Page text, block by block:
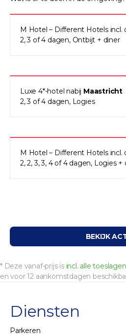
M Hotel – Different Hotels incl.
2, 3 of 4 dagen, Ontbijt + diner
Luxe 4*-hotel nabij Maastricht
2, 3 of 4 dagen, Logies
M Hotel – Different Hotels incl.
2, 2, 3, 3, 4 of 4 dagen, Logies
BEKIJK
* Deze vanaf-prijs is incl. alle toeslagen
en voor 12 aankomstdagen
Diensten
Parkeren